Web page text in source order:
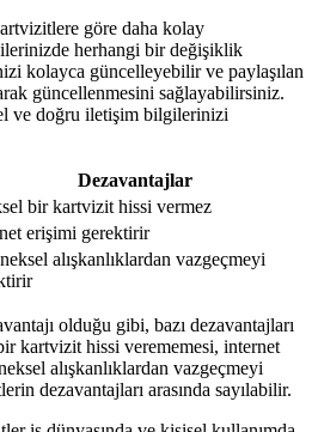
göre daha kolay
herhangi bir değişiklik
kolayca güncelleyebilir ve paylaşılan
güncellenmesini sağlayabilirsiniz.
ve doğru iletişim bilgilerinizi
Dezavantajlar
bir kartvizit hissi vermez
erişimi gerektirir
alışkanlıklardan vazgeçmeyi
olduğu gibi, bazı dezavantajları
kartvizit hissi verememesi, internet
alışkanlıklardan vazgeçmeyi
dezavantajları arasında sayılabilir.